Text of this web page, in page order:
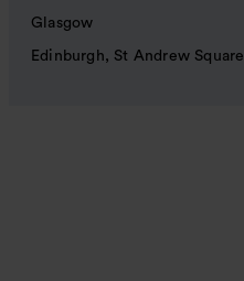
Glasgow
Edinburgh, St Andrew Square